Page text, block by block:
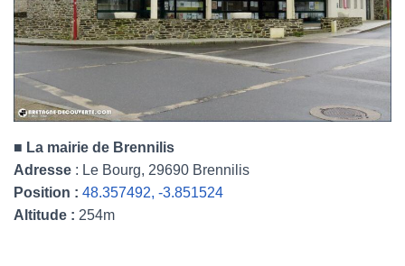
■ La mairie de Brennilis
Adresse : Le Bourg, 29690 Brennilis
Position : 48.357492, -3.851524
Altitude : 254m